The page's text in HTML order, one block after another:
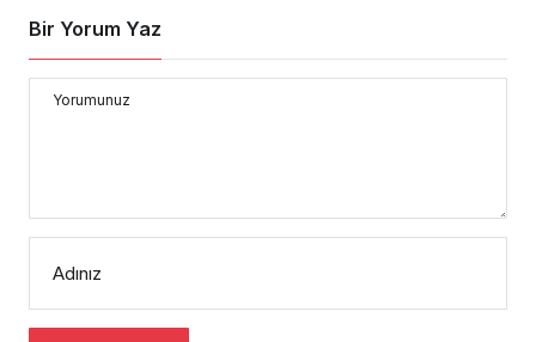
Bir Yorum Yaz
Yorumunuz
Adınız